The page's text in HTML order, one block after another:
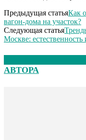
Предыдущая статьяКак
вагон-дома на участок?
Следующая статья
Москве:
АВТОРА